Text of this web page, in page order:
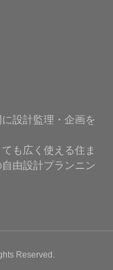
設計監理・企画を
も広く使える住ま
由設計プランニン
Reserved.